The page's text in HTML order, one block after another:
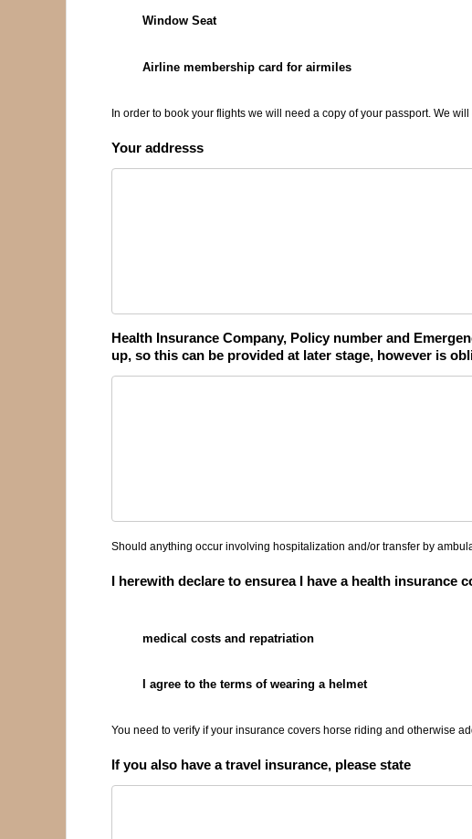
Window Seat
Airline membership card for airmiles
In order to book your flights we will need a copy of your passport. We will
Your addresss
Health Insurance Company, Policy number and
up, so this can be provided at later stage, however is
Should anything occur involving hospitalization and/or transfer by
I herewith declare to ensurea I have a health insurance
medical costs and repatriation
I agree to the terms of wearing a helmet
You need to verify if your insurance covers horse riding and otherwise
If you also have a travel insurance, please state